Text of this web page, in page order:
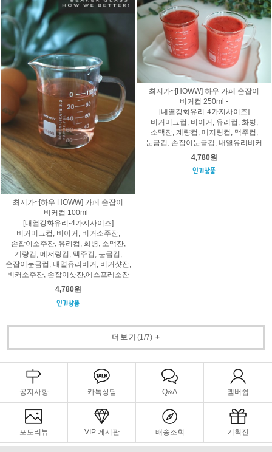
최저가~[하우 HOWW] 카페 손잡이
비커컵 100ml -
[내열강화유리-4가지사이즈]
비커머그컵, 비이커, 비커소주잔,
손잡이소주잔, 유리컵, 화병, 소맥잔,
계량컵, 메저링컵, 맥주컵, 눈금컵,
손잡이눈금컵, 내열유리비커, 비커샷잔,
비커소주잔, 손잡이샷잔,에스프레소잔
4,780원
최저가~[HOWW] 하우 카페 손잡이
비커컵 250ml -
[내열강화유리-4가지사이즈]
비커머그컵, 비이커, 유리컵, 화병,
소맥잔, 계량컵, 메저링컵, 맥주컵,
눈금컵, 손잡이눈금컵, 내열유리비커
4,780원
더보기 (1/7)+
공지사항 카톡상담 Q&A 멤버쉽
포토리뷰 VIP 게시판 배송조회 기획전